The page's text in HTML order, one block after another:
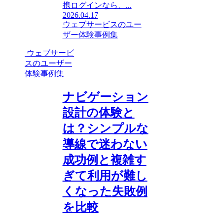
携ログインなら、...
2026.04.17
ウェブサービスのユー
ザー体験事例集
ウェブサービ
スのユーザー
体験事例集
ナビゲーション
設計の体験と
は？シンプルな
導線で迷わない
成功例と複雑す
ぎて利用が難し
くなった失敗例
を比較